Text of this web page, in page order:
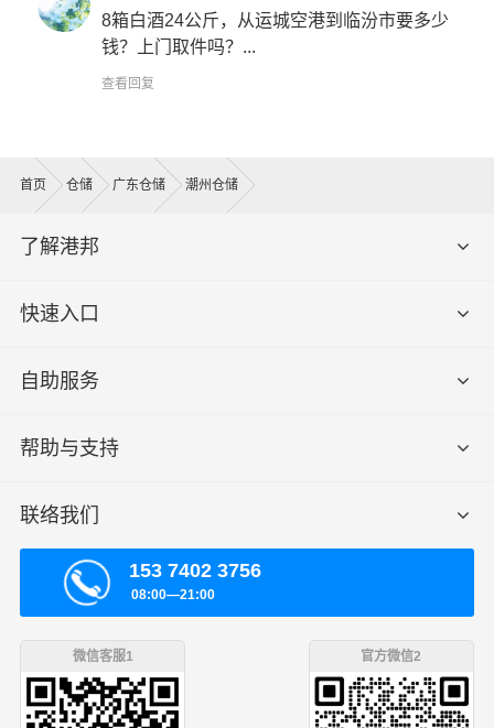
8箱白酒24公斤，从运城空港到临汾市要多少
钱？上门取件吗？...
查看回复
首页 仓储 广东仓储 潮州仓储
了解港邦
快速入口
自助服务
帮助与支持
联络我们
153 7402 3756
08:00—21:00
微信客服1 官方微信2